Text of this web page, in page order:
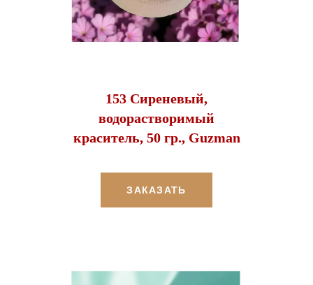
153 Сиреневый,
водорастворимый
краситель, 50 гр., Guzman
ЗАКАЗАТЬ